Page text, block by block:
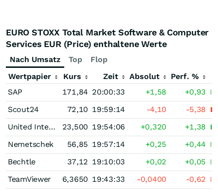
EURO STOXX Total Market Software & Computer
Services EUR (Price) enthaltene Werte
Nach Umsatz Top
Flop
Wertpapier
Kurs Zeit Absolut
Perf. %
SAP
171,84 20:00:33 +1,58
+0,93
Scout24
72,10 19:59:14 -4,10
-5,38
United Internet
23,500 19:54:06 +0,320
+1,38
Nemetschek
56,85 19:57:14 +0,25
+0,44
Bechtle
37,12 19:10:03 +0,02
+0,05
TeamViewer
6,3650 19:43:33 -0,0400
-0,62